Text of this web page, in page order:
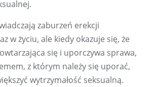
zaburzeń erekcji
w życiu, ale kiedy okazuje się, że
się i uporczywa sprawa,
z którym należy się uporać,
wytrzymałość seksualną.